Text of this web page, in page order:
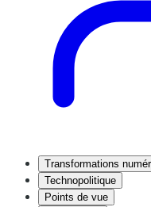
Transformations
Technopolitique
Points de vue